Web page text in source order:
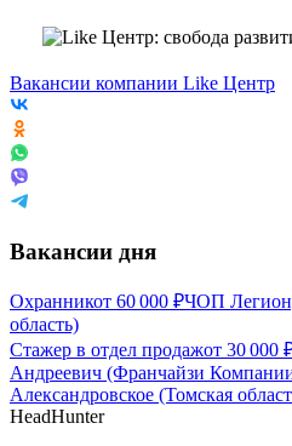
Вакансии компании Like Центр
Вакансии дня
Охранникот 60 000 ₽ЧОП Легион,
область)
Стажер в отдел продажот 30 000
Андреевич (Франчайзи
Александровское (Томская
HeadHunter